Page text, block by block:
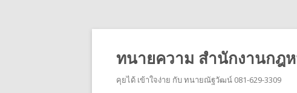
ทนายความ สำนักงานกฎ
คุยได้ เข้าใจง่าย กับ ทนายณัฐวัฒน์ 081-629-3309